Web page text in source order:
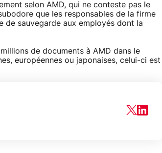
selon AMD, qui ne conteste pas le
que les responsables de la firme
de sauvegarde aux employés dont la
de documents à AMD dans le
européennes ou japonaises, celui-ci est